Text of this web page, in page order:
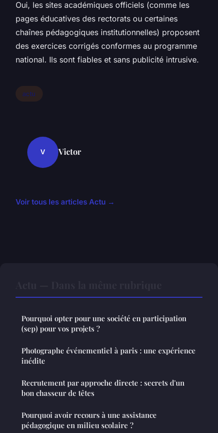
Oui, les sites académiques officiels (comme les
pages éducatives des rectorats ou certaines
chaînes pédagogiques institutionnelles) proposent
des exercices corrigés conformes au programme
national. Ils sont fiables et sans publicité intrusive.
actu
V Victor
Voir tous les articles Actu →
Pourquoi opter pour une société en participation
(sep) pour vos projets ?
Photographe événementiel à paris : une expérience
inédite
Recrutement par approche directe : secrets d'un
bon chasseur de têtes
Pourquoi avoir recours à une assistance
pédagogique en milieu scolaire ?